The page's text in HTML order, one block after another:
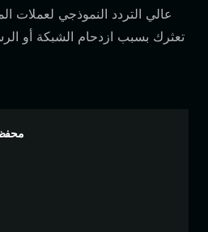
عالي التردد النموذجي لعملات
تعثرك بسبب ازدحام الشبكة أو